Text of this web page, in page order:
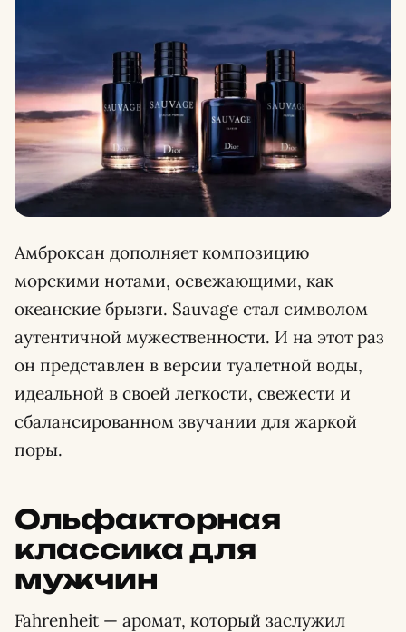
Амброксан дополняет композицию
морскими нотами, освежающими, как
океанские брызги. Sauvage стал символом
аутентичной мужественности. И на этот раз
он представлен в версии туалетной воды,
идеальной в своей легкости, свежести и
сбалансированном звучании для жаркой
поры.
Ольфакторная
классика для
мужчин
Fahrenheit — аромат, который заслужил